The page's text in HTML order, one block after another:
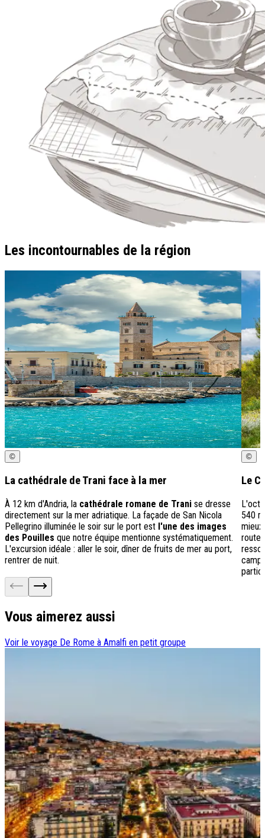
Les incontournables de la région
©
La cathédrale de Trani face à la mer
À 12 km d'Andria, la cathédrale romane de Trani se dresse
directement sur la mer adriatique. La façade de San Nicola
Pellegrino illuminée le soir sur le port est l'une des images
des Pouilles que notre équipe mentionne systématiquement.
L'excursion idéale : aller le soir, dîner de fruits de mer au port,
rentrer de nuit.
©
Le
540
route
Vous aimerez aussi
Voir le voyage De Rome à Amalfi en petit groupe